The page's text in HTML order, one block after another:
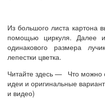
Из большого листа картона
помощью циркуля. Далее
одинакового размера
лепестки цветка.
Читайте здесь — Что можно
идеи и оригинальные
и видео)